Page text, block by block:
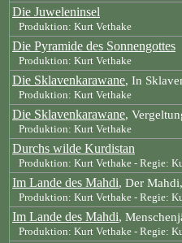
Die Juweleninsel
Produktion: Kurt Vethake
Die Pyramide des Sonnengottes
Produktion: Kurt Vethake
Die Sklavenkarawane, In
Produktion: Kurt Vethake
Die Sklavenkarawane,
Produktion: Kurt Vethake
Durchs wilde Kurdistan
Produktion: Kurt Vethake - Regie:
Im Lande des Mahdi, Der
Produktion: Kurt Vethake - Regie:
Im Lande des Mahdi,
Produktion: Kurt Vethake - Regie: